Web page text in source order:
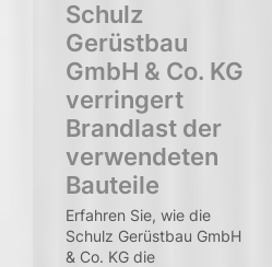
Schulz
Gerüstbau
GmbH & Co. KG
verringert
Brandlast der
verwendeten
Bauteile
Erfahren Sie, wie die
Schulz Gerüstbau GmbH
& Co. KG die